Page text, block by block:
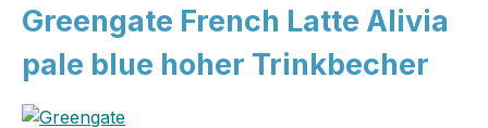
Greengate French Latte Alivia
pale blue hoher Trinkbecher